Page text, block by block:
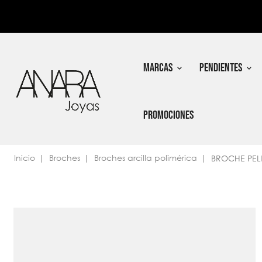
MARCAS PENDIENTES
PROMOCIONES
Inicio Broches Broches arcilla polimérica BROCHE